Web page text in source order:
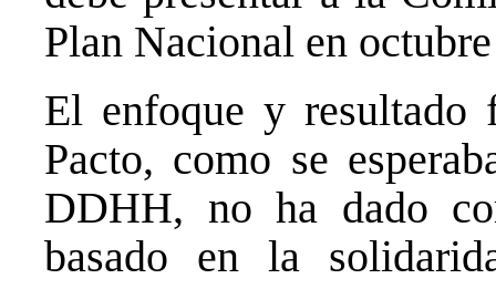
Plan Nacional en
El enfoque y resultado
Pacto, como se
DDHH, no ha dado
basado en la